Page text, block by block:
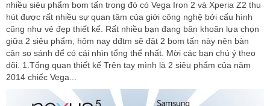
nhiều siêu phẩm bom tấn trong đó có Vega Iron 2 và Xperia Z2 thu
hút được rất nhiều sự quan tâm của giới công nghệ bởi cấu hình
cũng như vẻ đẹp thiết kế. Rất nhiều bạn đang băn khoăn lựa chọn
giữa 2 siêu phẩm, hôm nay dđtm sẽ đặt 2 bom tấn này nên bàn
cân so sánh để có cái nhìn tổng thể nhất. Mời các bạn chú ý theo
dõi. 1.Tổng quan thiết kế Trên tay mình là 2 siêu phẩm của năm
2014 chiếc Vega...